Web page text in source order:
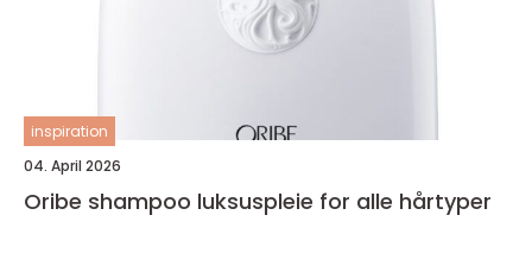
inspiration
04. April 2026
Oribe shampoo luksuspleie for alle hårtyper